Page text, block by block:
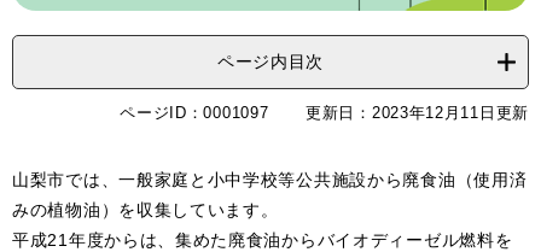
ページ内目次
ページID：0001097 更新日：2023年12月11日更新
山梨市では、一般家庭と小中学校等公共施設から廃食油（使用済
みの植物油）を収集しています。
平成21年度からは、集めた廃食油からバイオディーゼル燃料を